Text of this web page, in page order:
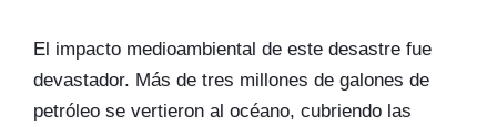
El impacto medioambiental de este desastre fue
devastador. Más de tres millones de galones de
petróleo se vertieron al océano, cubriendo las